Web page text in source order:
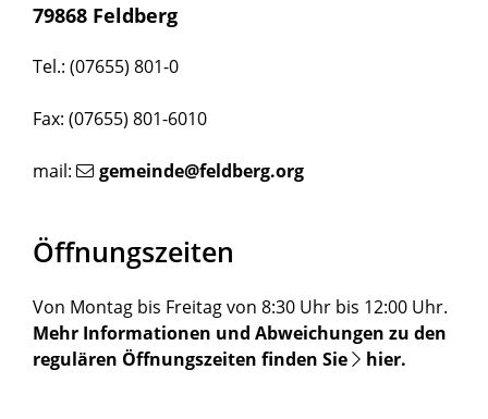
79868 Feldberg
Tel.: (07655) 801-0
Fax: (07655) 801-6010
mail: gemeinde@feldberg.org
Öffnungszeiten
Von Montag bis Freitag von 8:30 Uhr bis 12:00 Uhr.
Mehr Informationen und Abweichungen zu den
regulären Öffnungszeiten finden Sie
hier.